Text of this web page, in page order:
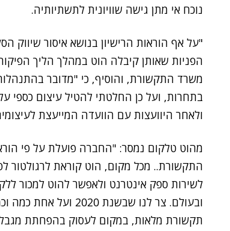
נוכח אי מתן גישה שוויונית לתשתיותיה.
"על אף הוראות הרישיון בנושא איסור
הפניות שאותן קיבלה הוט במהלך הליך
משרד התקשורת, והוסיף, כי "מדובר
בתחרות, ועל כן החלטתי להטיל עיצום
ולאחר היוועצות עם הוועדה המייעצת
מהוט טלקום נמסר: "החברה פועלת על פי
התקשורת.. מכל מקום, הוט קוראת לרגולטור
לשירות ספק אינטרנט ולאפשר להוט למכור
ובעולם. צר לנו
תקשורת מלאות, במקום לעסוק בהפחתת